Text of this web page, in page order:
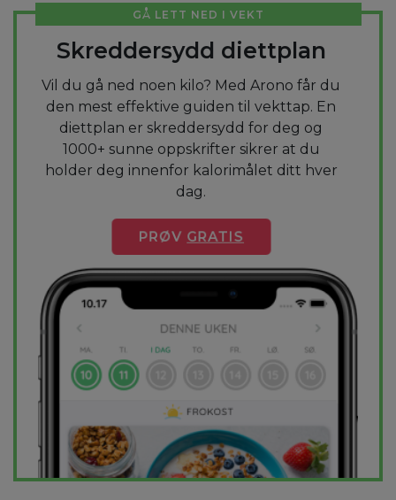
GÅ LETT NED I VEKT
Skreddersydd diettplan
Vil du gå ned noen kilo? Med Arono får du
den mest effektive guiden til vekttap. En
diettplan er skreddersydd for deg og
1000+ sunne oppskrifter sikrer at du
holder deg innenfor kalorimålet ditt hver
dag.
PRØV GRATIS